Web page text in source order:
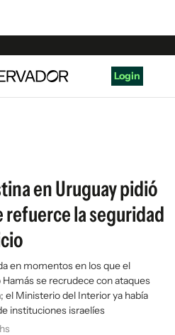
Login
en Uruguay pidió
refuerce la seguridad
en momentos en los que el
se recrudece con ataques
el Ministerio del Interior ya había
instituciones israelíes